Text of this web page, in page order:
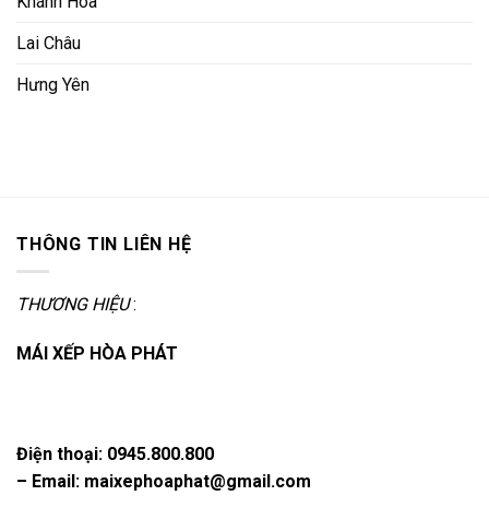
Lai Châu
Hưng Yên
THÔNG TIN LIÊN HỆ
THƯƠNG HIỆU:
MÁI XẾP HÒA PHÁT
Điện thoại: 0945.800.800
– Email: maixephoaphat@gmail.com